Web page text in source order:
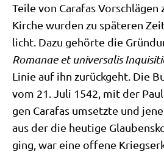
Tei­le von Cara­fas Vor­schlä­gen
Kir­che wur­den zu spä­te­ren
licht. Dazu gehör­te die
Roma­nae et uni­ver­sa­lis
Linie auf ihn zurück­geht. Die
vom 21. Juli 1542, mit der
gen Cara­fas umsetz­te und
aus der die heu­ti­ge
ging, war eine offe­ne